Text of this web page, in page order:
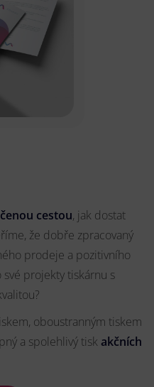
cestou, jak dostat
že dobře zpracovaný
prodeje a pozitivního
projekty tiskárnu s
oboustranným tiskem
a spolehlivý tisk akčních